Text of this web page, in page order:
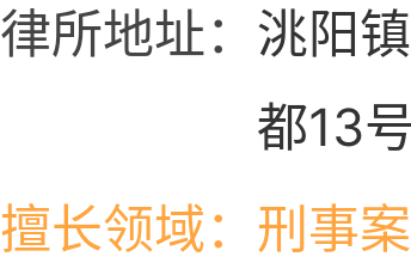
律所地址： 洮阳
都13
擅长领域： 刑事